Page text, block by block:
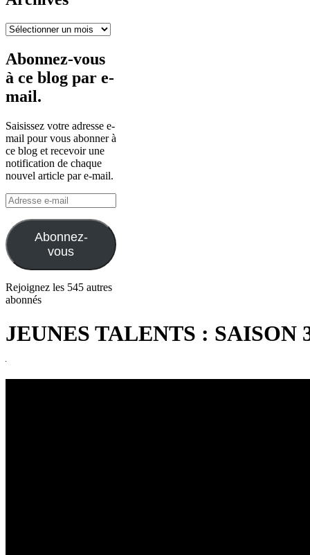
Archives
Abonnez-vous
à ce blog par e-
mail.
Saisissez votre adresse e-
mail pour vous abonner à
ce blog et recevoir une
notification de chaque
nouvel article par e-mail.
Adresse
e-
mail
Abonnez-
vous
Rejoignez les 545 autres
abonnés
JEUNES TALENTS : SAISON